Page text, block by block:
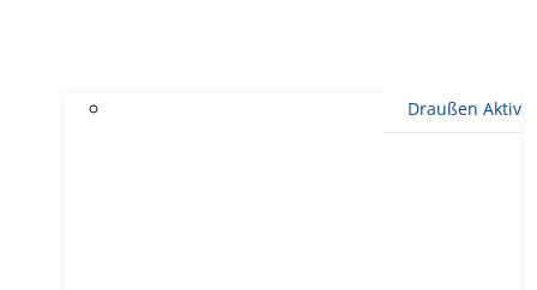
Draußen Aktiv